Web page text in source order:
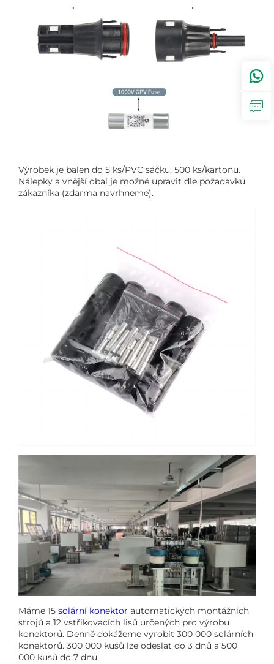
Výrobek je balen do 5 ks/PVC sáčku, 500 ks/kartonu.
Nálepky a vnější obal je možné upravit dle požadavků
zákazníka (zdarma navrhneme).
Máme 15 solární konektor automatických montážních
strojů a 12 vstřikovacích lisů určených pro výrobu
konektorů. Denně dokážeme vyrobit 300 000 solárních
konektorů. 300 000 kusů lze odeslat do 3 dnů a 500
000 kusů do 7 dnů.